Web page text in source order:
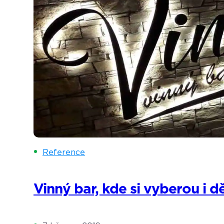
Reference
Vinný bar, kde si vyberou i